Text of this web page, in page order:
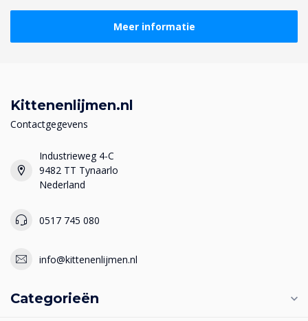
Meer informatie
Kittenenlijmen.nl
Contactgegevens
Industrieweg 4-C
9482 TT Tynaarlo
Nederland
0517 745 080
info@kittenenlijmen.nl
Categorieën